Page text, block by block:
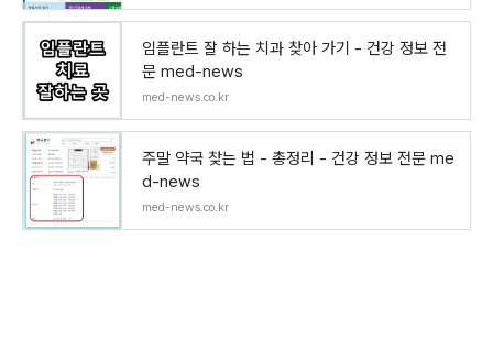
임플란트 잘 하는 치과 찾아 가기 - 건강 정보 전
문 med-news
med-news.co.kr
주말 약국 찾는 법 - 총정리 - 건강 정보 전문 me
d-news
med-news.co.kr